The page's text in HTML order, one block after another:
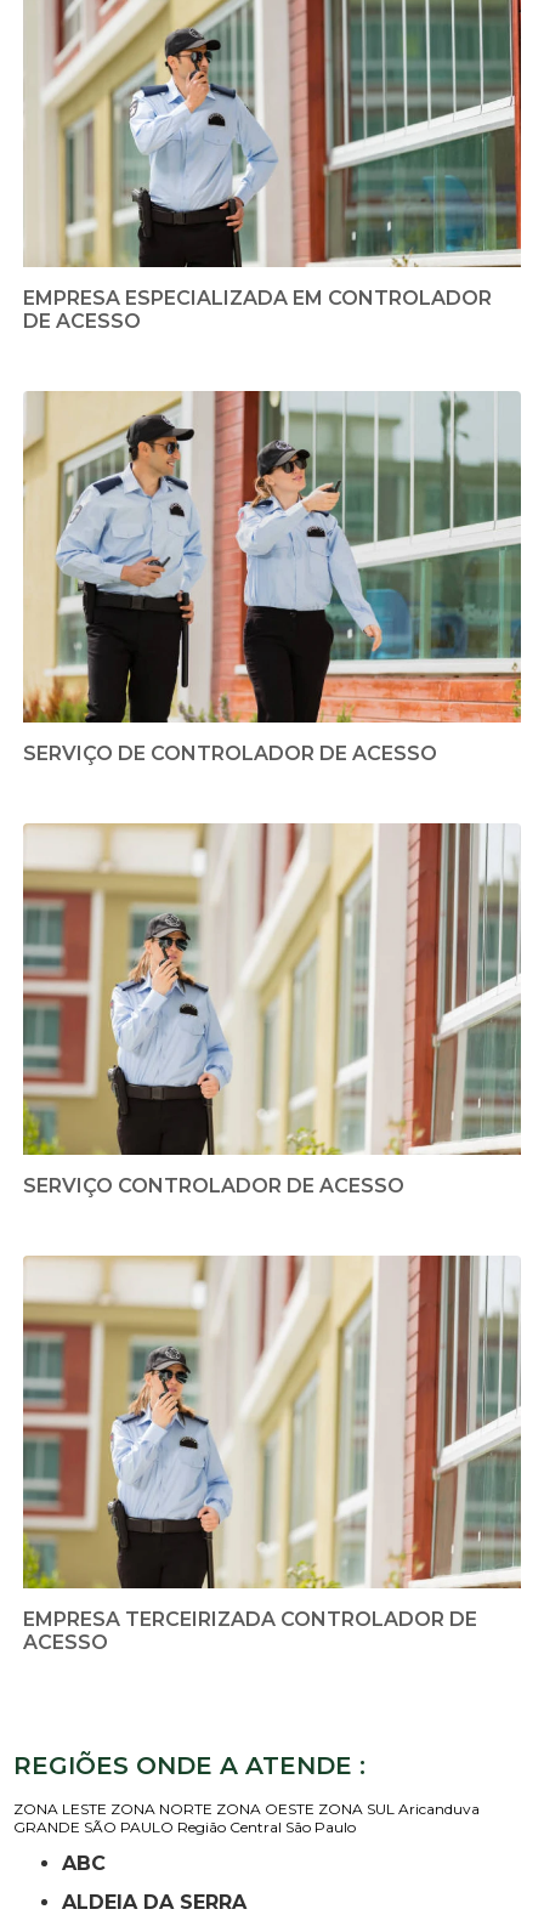
EMPRESA ESPECIALIZADA EM CONTROLADOR
DE ACESSO
SERVIÇO DE CONTROLADOR DE ACESSO
SERVIÇO CONTROLADOR DE ACESSO
EMPRESA TERCEIRIZADA CONTROLADOR DE
ACESSO
REGIÕES ONDE A ATENDE :
ZONA LESTE ZONA NORTE ZONA OESTE ZONA SUL Aricanduva
GRANDE SÃO PAULO Região Central São Paulo
ABC
ALDEIA DA SERRA